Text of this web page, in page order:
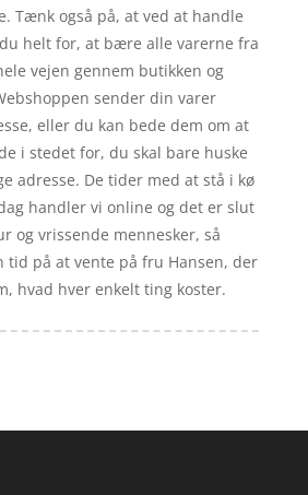
Tænk også på, at ved at handle
helt for, at bære alle varerne fra
vejen gennem butikken og
sender din varer
eller du kan bede dem om at
i stedet for, du skal bare huske
adresse. De tider med at stå i kø
handler vi online og det er slut
og vrissende mennesker, så
tid på at vente på fru Hansen, der
hvad hver enkelt ting koster.